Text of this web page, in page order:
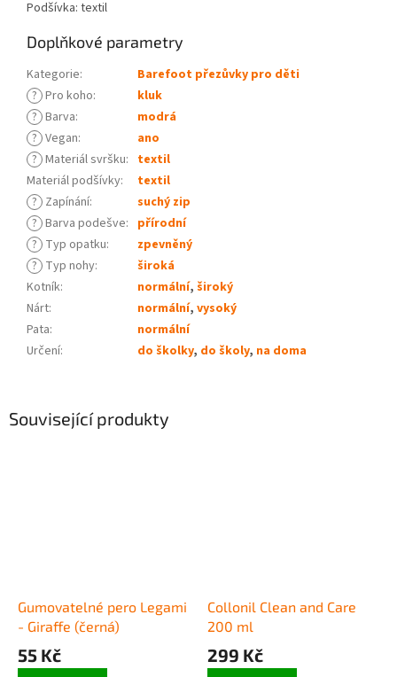
Související produkty
Gumovatelné pero Legami
- Giraffe (černá)
55 Kč
Collonil Clean and Care
200 ml
299 Kč
Podšívka: textil
Doplňkové parametry
Kategorie:
Barefoot přezůvky pro děti
? Pro koho:
kluk
? Barva:
modrá
? Vegan:
ano
? Materiál svršku: textil
Materiál podšívky:
textil
? Zapínání:
suchý zip
? Barva podešve: přírodní
? Typ opatku:
zpevněný
? Typ nohy:
široká
Kotník: normální, široký
Nárt: normální, vysoký
Pata:
normální
Určení: do školky, do školy, na doma